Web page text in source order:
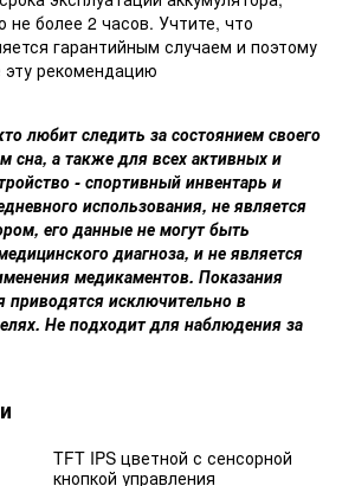
не более 2 часов. Учтите, что
гарантийным случаем и поэтому
рекомендацию
любит следить за состоянием своего
сна, а также для всех активных и
- спортивный инвентарь и
использования, не является
его данные не могут быть
диагноза, и не является
медикаментов. Показания
приводятся исключительно в
Не подходит для наблюдения за
TFT IPS цветной с сенсорной
кнопкой управления